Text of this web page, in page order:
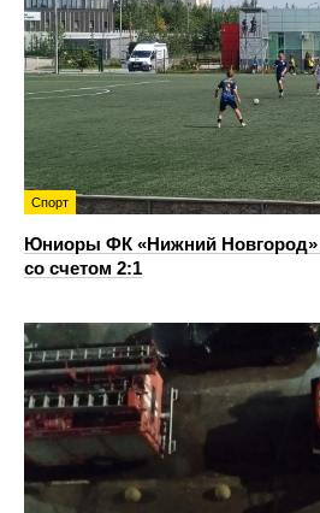
Спорт
Юниоры ФК «Нижний Новгород»
со счетом 2:1